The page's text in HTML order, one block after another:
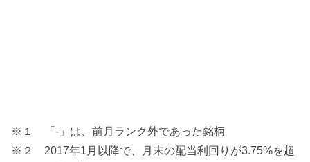
※１ 「-」は、前月ランク外であった銘柄
※２ 2017年1月以降で、月末の配当利回りが3.75%を超